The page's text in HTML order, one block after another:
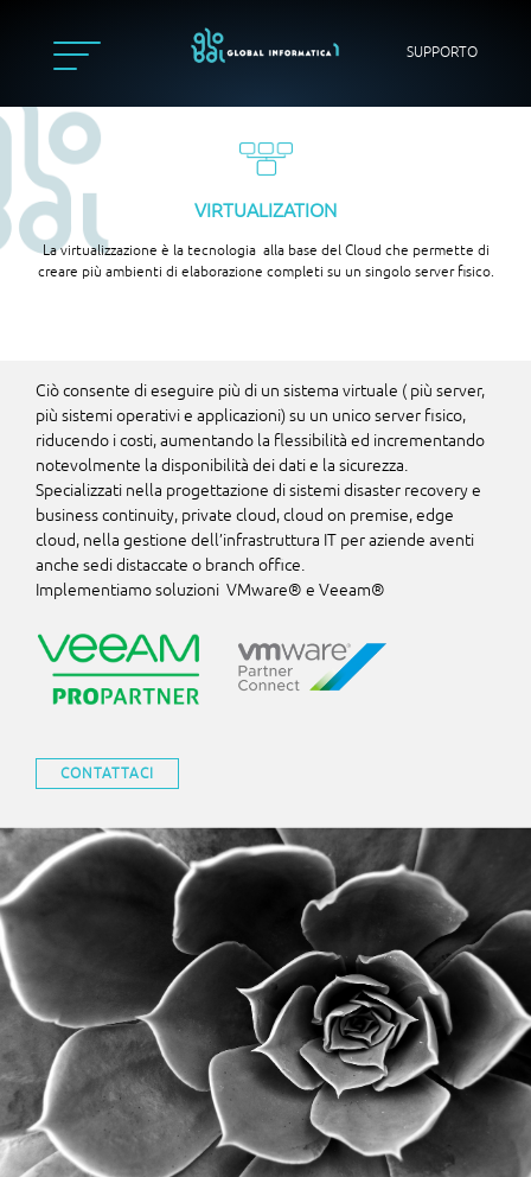
SUPPORTO
VIRTUALIZATION
La virtualizzazione è la tecnologia alla base del Cloud che permette di
creare più ambienti di elaborazione completi su un singolo server fisico.
Ciò consente di eseguire più di un sistema virtuale ( più server,
più sistemi operativi e applicazioni) su un unico server fisico,
riducendo i costi, aumentando la flessibilità ed incrementando
notevolmente la disponibilità dei dati e la sicurezza.
Specializzati nella progettazione di sistemi disaster recovery e
business continuity, private cloud, cloud on premise, edge
cloud, nella gestione dell’infrastruttura IT per aziende aventi
anche sedi distaccate o branch office.
Implementiamo soluzioni VMware® e Veeam®
CONTATTACI